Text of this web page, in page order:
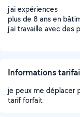
j'ai expériences
plus de 8 ans en
j'ai travaille avec des
Informations
je peux me déplacer
tarif forfait